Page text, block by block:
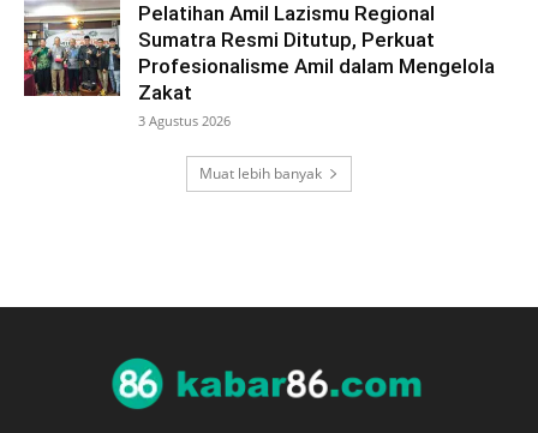
Pelatihan Amil Lazismu Regional
Sumatra Resmi Ditutup, Perkuat
Profesionalisme Amil dalam Mengelola
Zakat
3 Agustus 2026
Muat lebih banyak